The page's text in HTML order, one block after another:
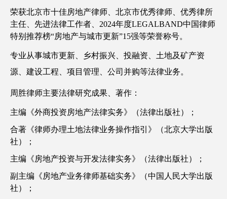
荣获北京市十佳房地产律师、北京市优秀律师、优秀律所
主任、先进法律工作者、2024年度LEGALBAND中国律师
特别推荐榜“房地产与城市更新”15强等荣誉称号。
专业从事城市更新、乡村振兴、投融资、土地及矿产资
源、建设工程、项目管理、公司并购等法律业务。
周胜律师主要法律研究成果、著作：
主编《外商投资房地产法律实务》（法律出版社）；
合著《律师办理土地法律业务操作指引》（北京大学出版
社）；
主编《房地产投资与开发法律实务》（法律出版社）；
副主编《房地产业务律师基础实务》（中国人民大学出版
社）；